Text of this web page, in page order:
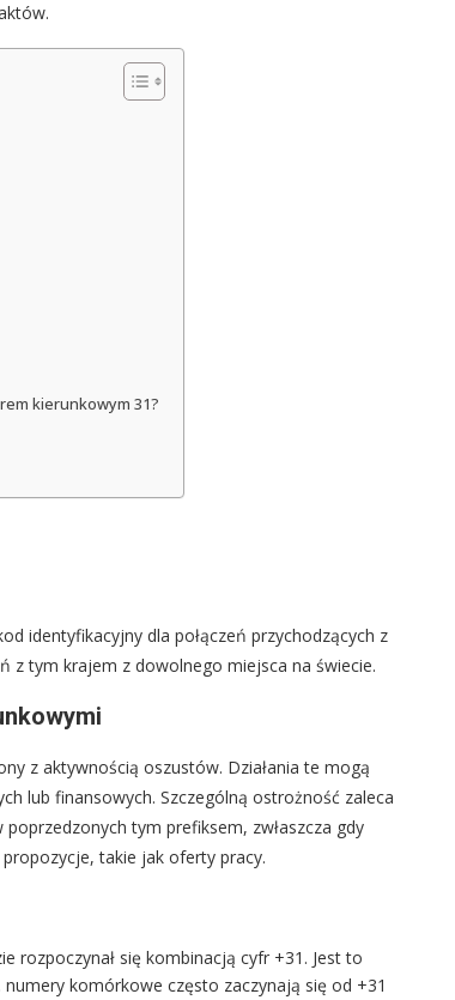
kierunkowym 31?
identyfikacyjny dla połączeń przychodzących z
z tym krajem z dowolnego miejsca na świecie.
z aktywnością oszustów. Działania te mogą
lub finansowych. Szczególną ostrożność zaleca
tym prefiksem, zwłaszcza gdy
takie jak oferty pracy.
rozpoczynał się kombinacją cyfr +31. Jest to
komórkowe często zaczynają się od +31